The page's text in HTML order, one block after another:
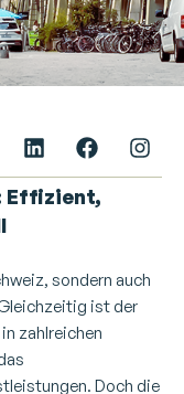
Effizient,
sondern auch
ist der
zahlreichen
Doch die